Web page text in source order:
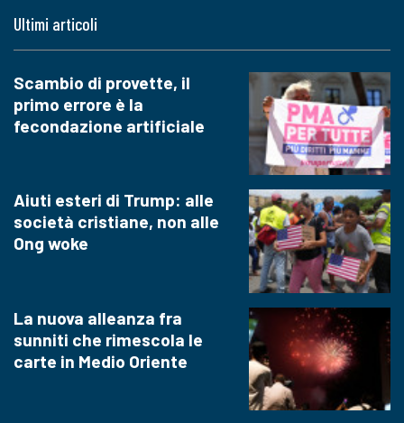
Ultimi articoli
Scambio di provette, il
primo errore è la
fecondazione artificiale
Aiuti esteri di Trump: alle
società cristiane, non alle
Ong woke
La nuova alleanza fra
sunniti che rimescola le
carte in Medio Oriente